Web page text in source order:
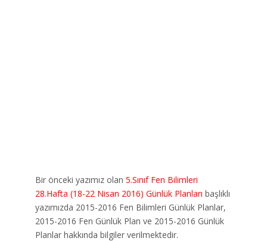
Bir önceki yazımız olan 5.Sınıf Fen Bilimleri
28.Hafta (18-22 Nisan 2016) Günlük Planları başlıklı
yazımızda 2015-2016 Fen Bilimleri Günlük Planlar,
2015-2016 Fen Günlük Plan ve 2015-2016 Günlük
Planlar hakkında bilgiler verilmektedir.